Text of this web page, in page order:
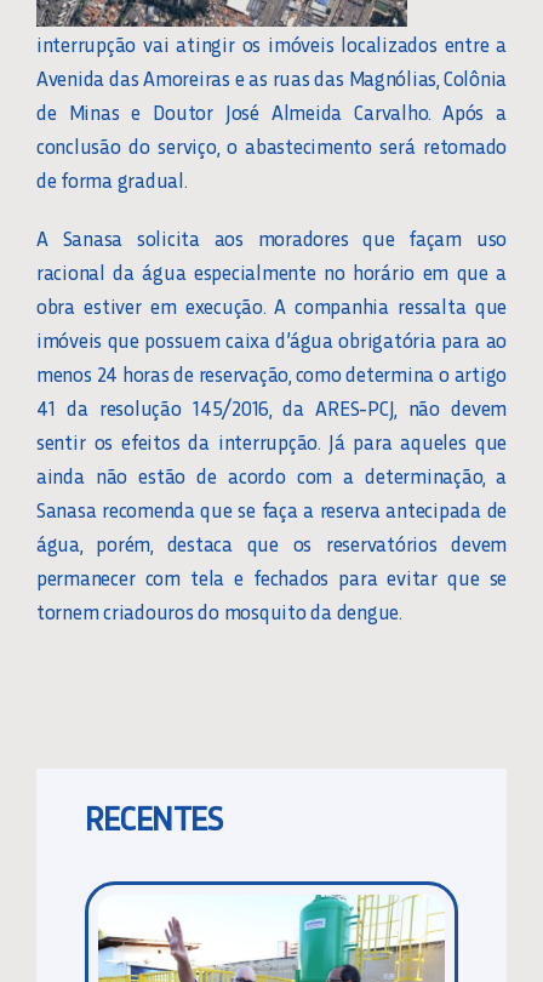
interrupção vai atingir os imóveis localizados entre a
Avenida das Amoreiras e as ruas das Magnólias, Colônia
de Minas e Doutor José Almeida Carvalho. Após a
conclusão do serviço, o abastecimento será retomado
de forma gradual.
A Sanasa solicita aos moradores que façam uso
racional da água especialmente no horário em que a
obra estiver em execução. A companhia ressalta que
imóveis que possuem caixa d’água obrigatória para ao
menos 24 horas de reservação, como determina o artigo
41 da resolução 145/2016, da ARES-PCJ, não devem
sentir os efeitos da interrupção. Já para aqueles que
ainda não estão de acordo com a determinação, a
Sanasa recomenda que se faça a reserva antecipada de
água, porém, destaca que os reservatórios devem
permanecer com tela e fechados para evitar que se
tornem criadouros do mosquito da dengue.
RECENTES